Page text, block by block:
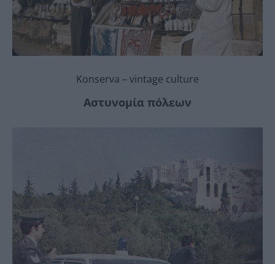
Konserva – vintage culture
Αστυνομία πόλεων